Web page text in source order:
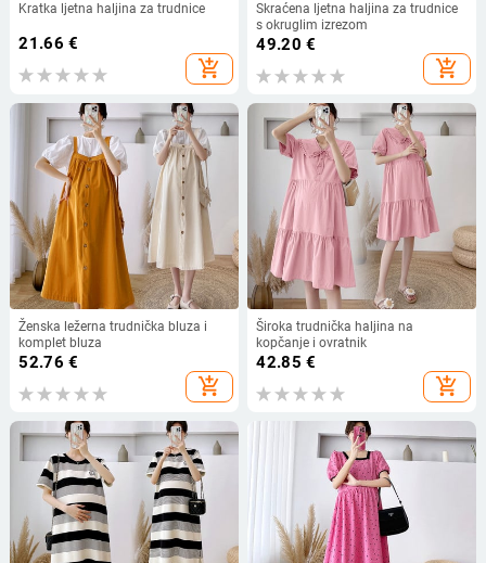
Kratka ljetna haljina za trudnice
21.66 €
add_shopping_cart
Skraćena ljetna haljina za trudnice
s okruglim izrezom
49.20 €
add_shopping_cart
Ženska ležerna trudnička bluza i
komplet bluza
52.76 €
add_shopping_cart
Široka trudnička haljina na
kopčanje i ovratnik
42.85 €
add_shopping_cart